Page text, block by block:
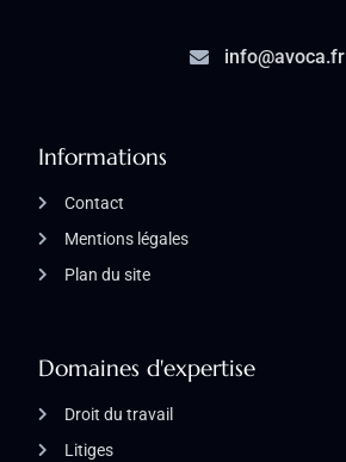
Domaines d'expertise
Droit du travail
Litiges
Informations
Contact
Mentions légales
Plan du site
info@avoca.fr